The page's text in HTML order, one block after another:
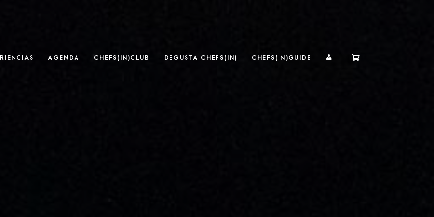
AGENDA CHEFS(IN)CLUB DEGUSTA CHEFS(IN) CHEFS(IN)GUIDE MI CUENTA